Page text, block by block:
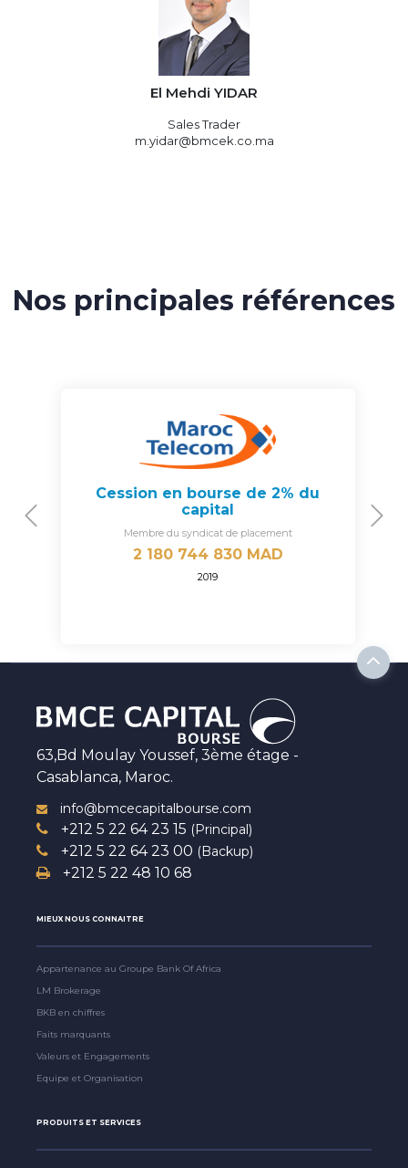
El Mehdi YIDAR
Sales Trader
m.yidar@bmcek.co.ma
Nos principales références
Cession en bourse de 2% du
capital
Membre du syndicat de placement
2 180 744 830 MAD
2019
Previous
63,Bd Moulay Youssef, 3ème étage -
Casablanca, Maroc.
info@bmcecapitalbourse.com
+212 5 22 64 23 15 (Principal)
+212 5 22 64 23 00 (Backup)
+212 5 22 48 10 68
MIEUX NOUS CONNAITRE
Appartenance au Groupe Bank Of Africa
LM Brokerage
BKB en chiffres
Faits marquants
Valeurs et Engagements
Equipe et Organisation
PRODUITS ET SERVICES